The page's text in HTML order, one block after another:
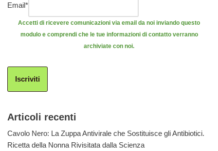
Email*
Accetti di ricevere comunicazioni via email da noi inviando questo
modulo e comprendi che le tue informazioni di contatto verranno
archiviate con noi.
Iscriviti
Articoli recenti
Cavolo Nero: La Zuppa Antivirale che Sostituisce gli Antibiotici.
Ricetta della Nonna Rivisitata dalla Scienza